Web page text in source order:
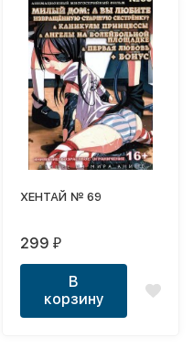
ХЕНТАЙ № 69
299 ₽
В
корзину